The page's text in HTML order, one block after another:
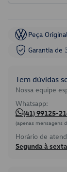
Peça
Garantia de
Tem dúvidas
Nossa equipe
Whatsapp:
(41) 99125-
(apenas mensagens
Horário de
Segunda à